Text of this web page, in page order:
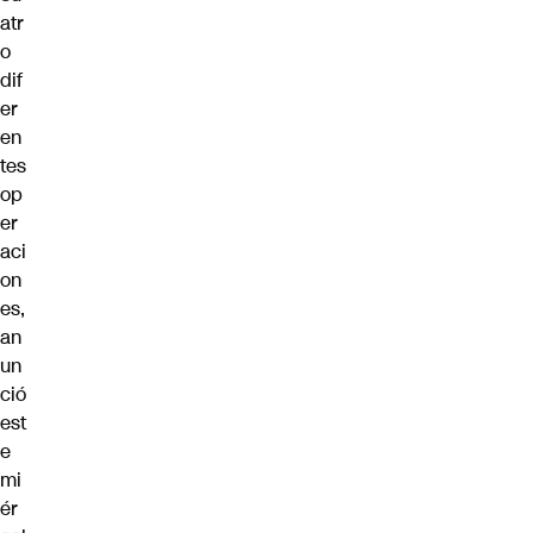
atr
o
dif
er
en
tes
op
er
aci
on
es,
an
un
ció
est
e
mi
ér